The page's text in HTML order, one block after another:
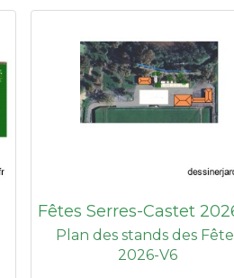
Fêtes Serres-Castet
Plan des stands des
2026-V6